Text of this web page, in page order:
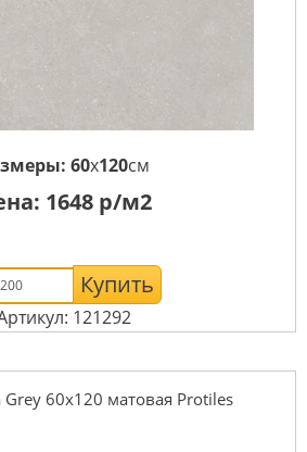
60x120см
1648 р/м2
Купить
121292
60х120 матовая Protiles